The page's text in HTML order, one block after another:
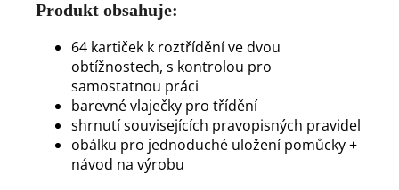
Produkt obsahuje:
64 kartiček k roztřídění ve dvou
obtížnostech, s kontrolou pro
samostatnou práci
barevné vlaječky pro třídění
shrnutí souvisejících pravopisných pravidel
obálku pro jednoduché uložení pomůcky +
návod na výrobu